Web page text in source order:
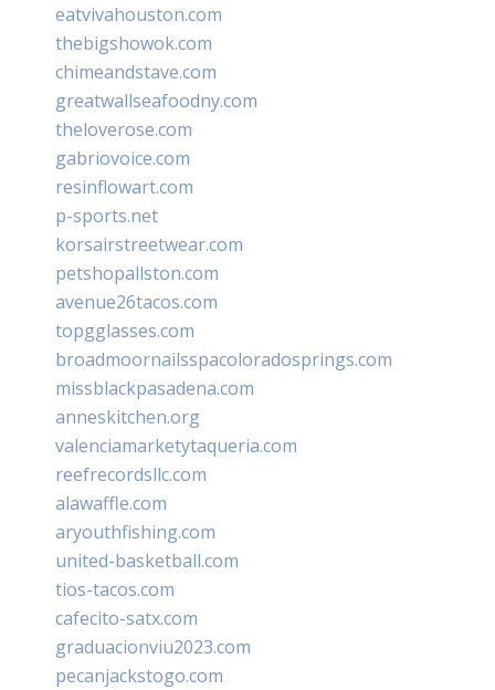
eatvivahouston.com
thebigshowok.com
chimeandstave.com
greatwallseafoodny.com
theloverose.com
gabriovoice.com
resinflowart.com
p-sports.net
korsairstreetwear.com
petshopallston.com
avenue26tacos.com
topgglasses.com
broadmoornailsspacoloradosprings.com
missblackpasadena.com
anneskitchen.org
valenciamarketytaqueria.com
reefrecordsllc.com
alawaffle.com
aryouthfishing.com
united-basketball.com
tios-tacos.com
cafecito-satx.com
graduacionviu2023.com
pecanjackstogo.com